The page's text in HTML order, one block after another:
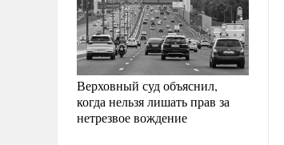
Верховный суд объяснил,
когда нельзя лишать прав за
нетрезвое вождение